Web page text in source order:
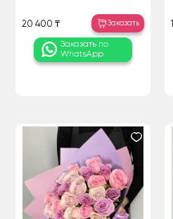
20 400 ₸ Заказать
Заказать по
WhatsApp